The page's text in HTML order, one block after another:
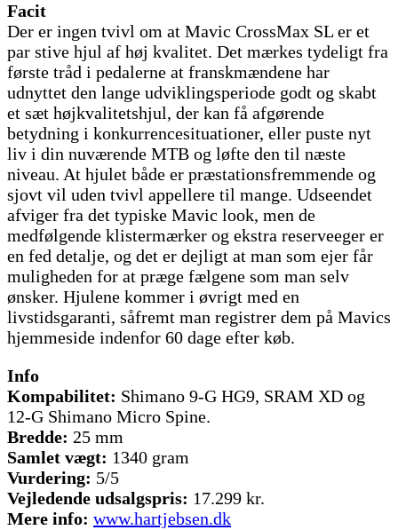
Facit
Der er ingen tvivl om at Mavic CrossMax SL er et
par stive hjul af høj kvalitet. Det mærkes tydeligt fra
første tråd i pedalerne at franskmændene har
udnyttet den lange udviklingsperiode godt og skabt
et sæt højkvalitetshjul, der kan få afgørende
betydning i konkurrencesituationer, eller puste nyt
liv i din nuværende MTB og løfte den til næste
niveau. At hjulet både er præstationsfremmende og
sjovt vil uden tvivl appellere til mange. Udseendet
afviger fra det typiske Mavic look, men de
medfølgende klistermærker og ekstra reserveeger er
en fed detalje, og det er dejligt at man som ejer får
muligheden for at præge fælgene som man selv
ønsker. Hjulene kommer i øvrigt med en
livstidsgaranti, såfremt man registrer dem på Mavics
hjemmeside indenfor 60 dage efter køb.
Info
Kompabilitet: Shimano 9-G HG9, SRAM XD og
12-G Shimano Micro Spine.
Bredde: 25 mm
Samlet vægt: 1340 gram
Vurdering: 5/5
Vejledende udsalgspris: 17.299 kr.
Mere info: www.hartjebsen.dk